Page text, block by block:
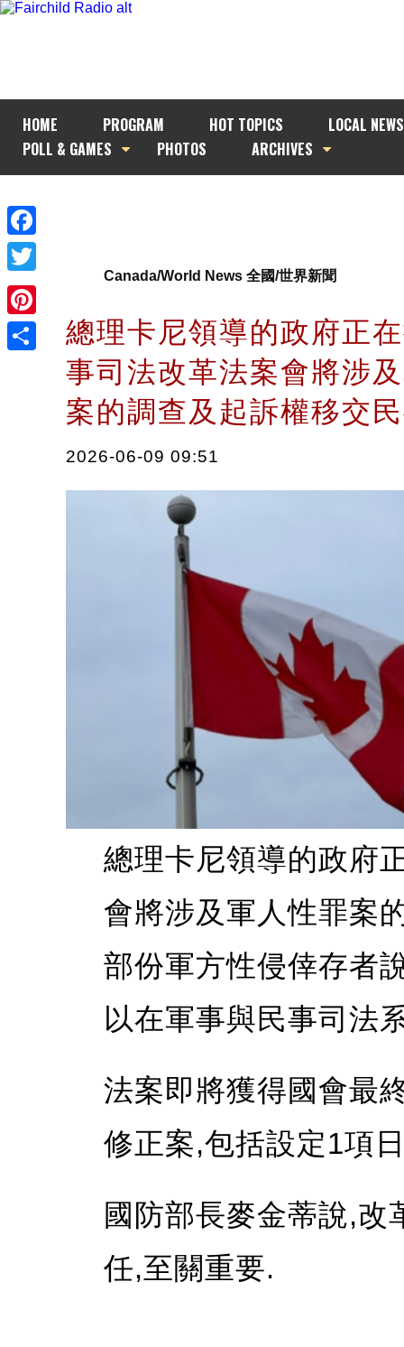
HOME PROGRAM HOT TOPICS
LOCAL NEWS
POLL & GAMES
PHOTOS ARCHIVES
Facebook
Twitter
Pinterest
Canada/World News 全國/世界新聞
總理卡尼領導的政府正
事司法改革法案會將涉
案的調查及起訴權移交
2026-06-09 09:51
總理卡尼領導的政府
會將涉及軍人性罪案
部份軍方性侵倖存者
以在軍事與民事司法
法案即將獲得國會最
修正案,包括設定1項
國防部長麥金蒂說,改
任,至關重要.